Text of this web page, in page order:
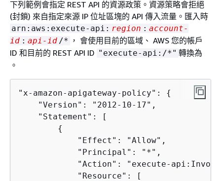
下列範例會指定 REST API 的資源政策。資源策略會拒絕
(封鎖) 來自指定來源 IP 位址區塊的 API 傳入流量。匯入時
arn:aws:execute-api: region : account-
id : api-id /* ， 會使用目前的區域、 AWS 您的帳戶
ID 和目前的 REST API ID "execute-api:/*" 轉換為
。
"x-amazon-apigateway-policy": {
    "Version": "2012-10-17",
    "Statement": [
{
            "Effect": "Allow",
            "Principal": "*",
"Action": "execute-
            "Resource": [